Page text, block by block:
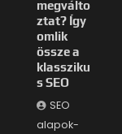
megválto
ztat? Így
omlik
össze a
klassziku
s SEO
SEO
alapok-